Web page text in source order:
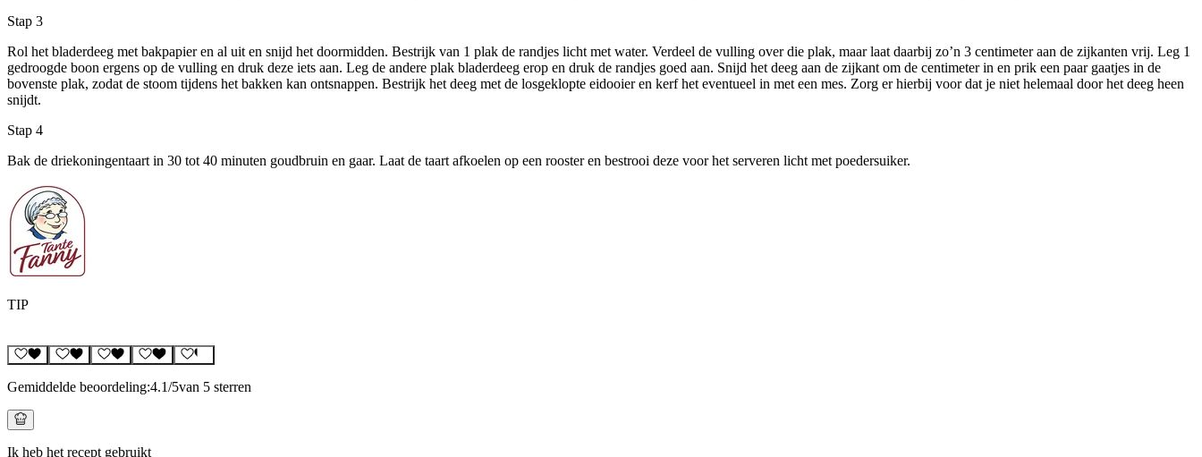
Stap 3
Rol het bladerdeeg met bakpapier en al uit en snijd het doormidden. Bestrijk van 1 plak de randjes licht met water. Verdeel de vulling over die plak, maar laat daarbij zo’n 3 centimeter aan de zijkanten vrij. Leg 1
gedroogde boon ergens op de vulling en druk deze iets aan. Leg de andere plak bladerdeeg erop en druk de randjes goed aan. Snijd het deeg aan de zijkant om de centimeter in en prik een paar gaatjes in de
bovenste plak, zodat de stoom tijdens het bakken kan ontsnappen. Bestrijk het deeg met de losgeklopte eidooier en kerf het eventueel in met een mes. Zorg er hierbij voor dat je niet helemaal door het deeg heen
snijdt.
Stap 4
Bak de driekoningentaart in 30 tot 40 minuten goudbruin en gaar. Laat de taart afkoelen op een rooster en bestrooi deze voor het serveren licht met poedersuiker.
TIP
Gemiddelde beoordeling:4.1/5van 5 sterren
Ik heb het recept gebruikt